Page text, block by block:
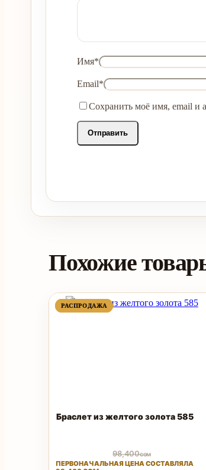
Имя*
Email*
Сохранить моё имя, email и
Похожие
РАСПРОДАЖА ПРОДАВАЕМЫЙ
ТОВАР
РАСПРОДАЖА ПРОДАВАЕМЫЙ
ТОВАР
Браслет из желтого золота 585
98,400сом
ПЕРВОНАЧАЛЬНАЯ ЦЕНА СОСТАВЛЯЛА